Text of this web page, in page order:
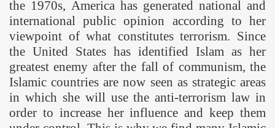
the 1970s, America has generated national and
international public opinion according to her
viewpoint of what constitutes terrorism. Since
the United States has identified Islam as her
greatest enemy after the fall of communism, the
Islamic countries are now seen as strategic areas
in which she will use the anti-terrorism law in
order to increase her influence and keep them